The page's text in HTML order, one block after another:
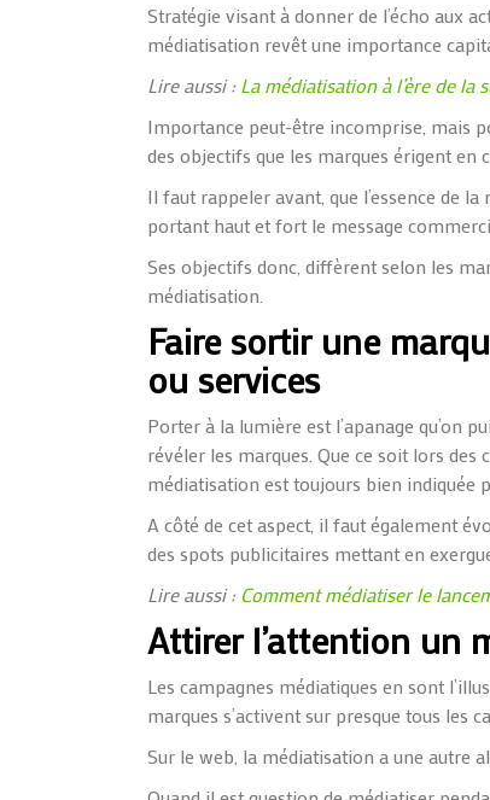
Stratégie visant à donner de l’écho aux
médiatisation revêt une importance
Lire aussi : La médiatisation à l’ère de la
Importance peut-être incomprise, mais
des objectifs que les marques érigent en
Il faut rappeler avant, que l’essence de
portant haut et fort le message
Ses objectifs donc, diffèrent selon les
médiatisation.
Faire sortir une
ou services
Porter à la lumière est l’apanage qu’on
révéler les marques. Que ce soit lors des
médiatisation est toujours bien indiquée
A côté de cet aspect, il faut également
des spots publicitaires mettant en
Lire aussi : Comment médiatiser le
Attirer l’attention un
Les campagnes médiatiques en sont
marques s’activent sur presque tous les
Sur le web, la médiatisation a une autre